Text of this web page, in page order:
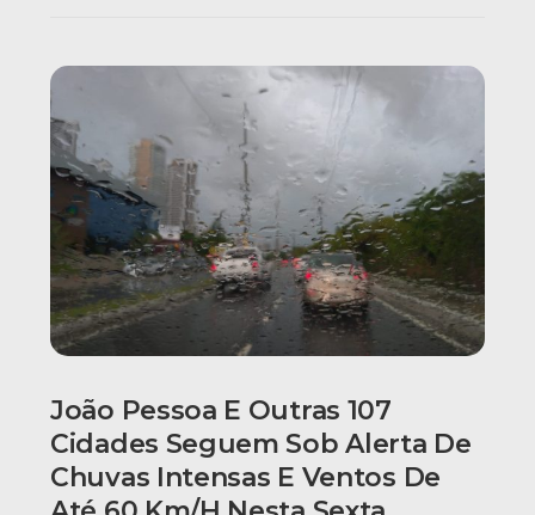
João Pessoa E Outras 107
Cidades Seguem Sob Alerta De
Chuvas Intensas E Ventos De